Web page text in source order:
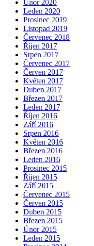
Únor 2020
Leden 2020
Prosinec 2019
Listopad 2019
Červenec 2018
Říjen 2017
Srpen 2017
Červenec 2017
Červen 2017
Květen 2017
Duben 2017
Březen 2017
Leden 2017
Říjen 2016
Září 2016
Srpen 2016
Květen 2016
Březen 2016
Leden 2016
Prosinec 2015
Říjen 2015
Září 2015
Červenec 2015
Červen 2015
Duben 2015
Březen 2015
Únor 2015
Leden 2015